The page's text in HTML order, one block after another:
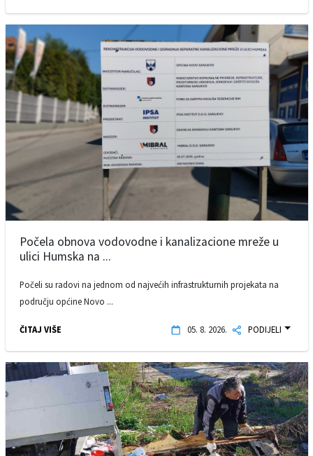
Počela obnova vodovodne i kanalizacione mreže u
ulici Humska na ...
Počeli su radovi na jednom od najvećih infrastrukturnih projekata na
području općine Novo ...
ČITAJ VIŠE 05. 8. 2026. PODIJELI